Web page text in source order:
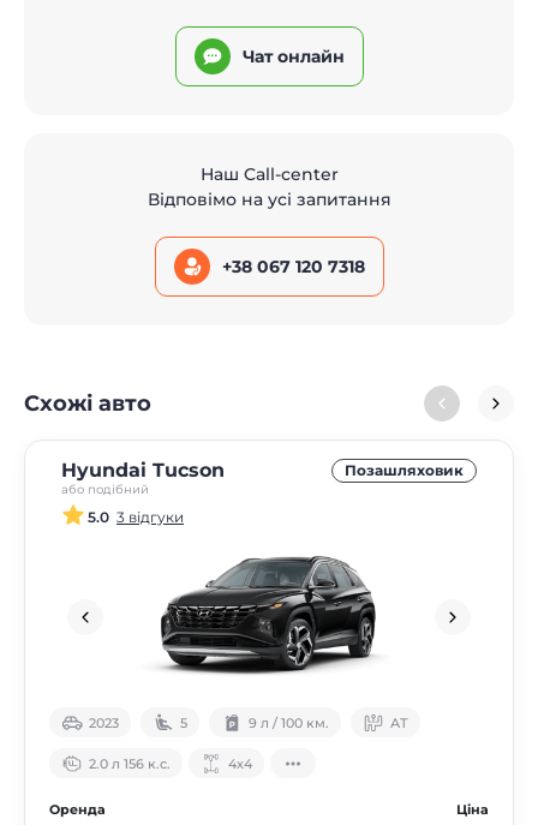
Чат онлайн
Наш Call-center
Відповімо на усі запитання
+38 067 120 7318
Схожі авто
Hyundai Tucson
або подібний
Позашляховик
5.0 3 відгуки
2023 5 9 л / 100 км. АТ
2.0 л 156 к.с. 4х4
Оренда Ціна